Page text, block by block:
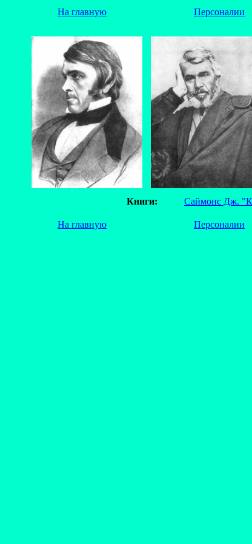
На главную
Персоналии
Книги: Саймонс Дж.
На главную Персоналии